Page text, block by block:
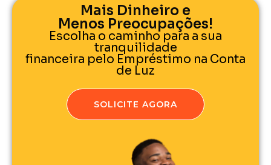
Mais Dinheiro e
Menos Preocupações!
Escolha o caminho para a sua
tranquilidade
financeira pelo Empréstimo na Conta
de Luz
SOLICITE AGORA